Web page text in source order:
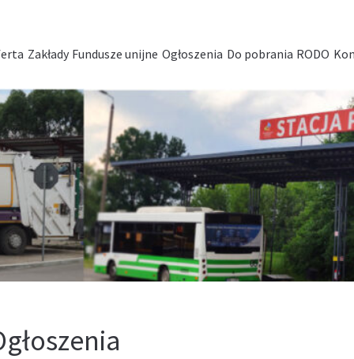
Zakłady Fundusze unijne Ogłoszenia Do pobrania RODO